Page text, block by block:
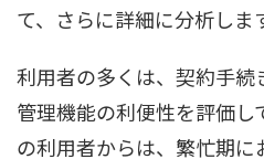
て、さらに詳細に分析しま
利用者の多くは、契約手
管理機能の利便性を評価し
の利用者からは、繁忙期